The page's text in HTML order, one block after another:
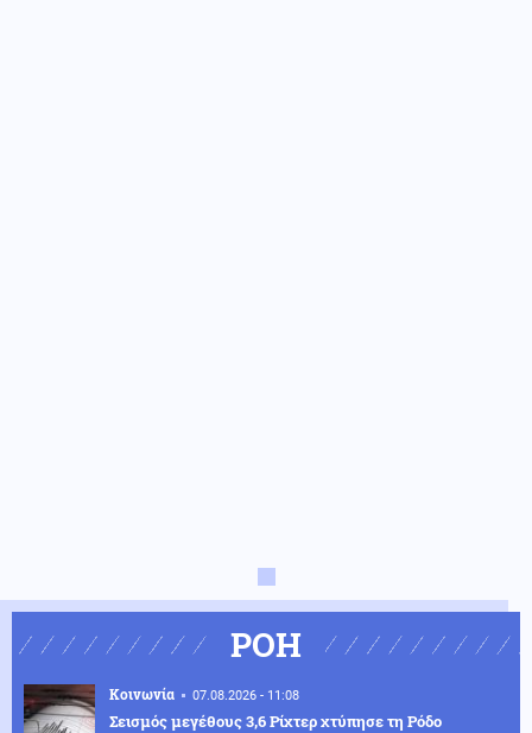
ΡΟΗ
Κοινωνία 07.08.2026 - 11:08
Σεισμός μεγέθους 3,6 Ρίχτερ χτύπησε τη Ρόδο